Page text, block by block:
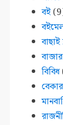
বই
বাজার
বিবিধ